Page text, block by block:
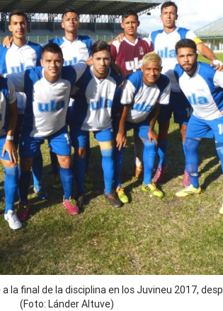
la final de la disciplina en los Juvineu 2017,
(Foto: Lánder Altuve)